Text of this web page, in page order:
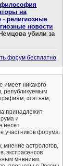
философия
на
религиозные
новости
убили за
форум бесплатно
никакого
републикуемым
статьям,
принадлежит
и
несет
участников форума.
мнение астрологов,
экстрасенсов
мнением.